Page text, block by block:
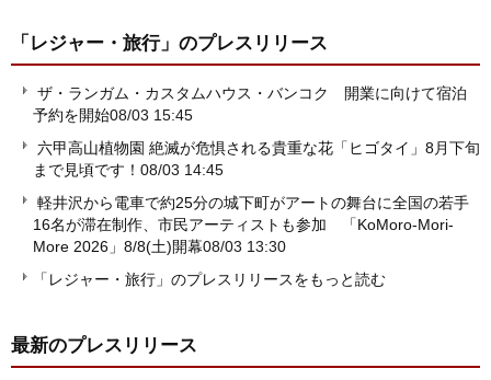
「レジャー・旅行」 のプレスリリース
ザ・ランガム・カスタムハウス・バンコク 開業に向けて宿泊
予約を開始08/03 15:45
六甲高山植物園 絶滅が危惧される貴重な花「ヒゴタイ」8月下旬
まで見頃です！ 08/03 14:45
軽井沢から電車で約25分の城下町がアートの舞台に全国の若手
16名が滞在制作、市民アーティストも参加 「KoMoro-Mori-
More 2026」8/8(土)開幕08/03 13:30
「レジャー・旅行」のプレスリリースをもっと読む
最新のプレスリリース